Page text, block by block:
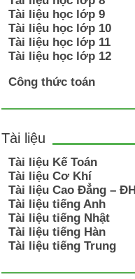
Tài liệu học lớp 9
Tài liệu học lớp 10
Tài liệu học lớp 11
Tài liệu học lớp 12
Công thức toán
Tài liệu
Tài liệu Kế Toán
Tài liệu Cơ Khí
Tài liệu Cao Đẳng – ĐH
Tài liệu tiếng Anh
Tài liệu tiếng Nhật
Tài liệu tiếng Hàn
Tài liệu tiếng Trung